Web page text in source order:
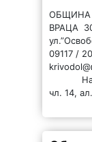
09117 /
На
чл. 14,